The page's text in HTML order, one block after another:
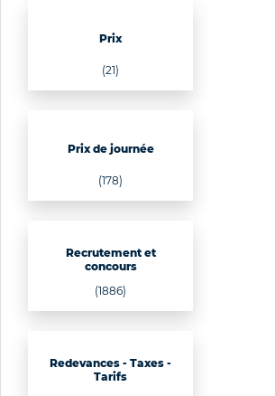
Prix
(21)
Prix de journée
(178)
Recrutement et
concours
(1886)
Redevances - Taxes -
Tarifs